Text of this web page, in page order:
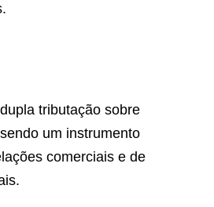
tributação sobre
um instrumento
comerciais e de